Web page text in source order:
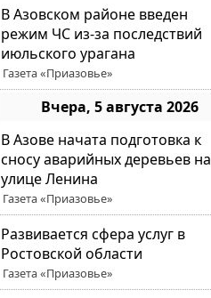
В Азовском районе введен
режим ЧС из-за последствий
июльского урагана
Газета «Приазовье»
Вчера, 5 августа 2026
В Азове начата подготовка к
сносу аварийных деревьев на
улице Ленина
Газета «Приазовье»
Развивается сфера услуг в
Ростовской области
Газета «Приазовье»